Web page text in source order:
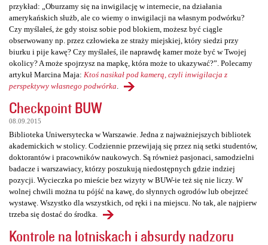
przykład: „Oburzamy się na inwigilację w internecie, na działania
amerykańskich służb, ale co wiemy o inwigilacji na własnym podwórku?
Czy myślałeś, że gdy stoisz sobie pod blokiem, możesz być ciągle
obserwowany np. przez człowieka ze straży miejskiej, który siedzi przy
biurku i pije kawę? Czy myślałeś, ile naprawdę kamer może być w Twojej
okolicy? A może spojrzysz na mapkę, która może to ukazywać?”. Polecamy
artykuł Marcina Maja: Ktoś nasikał pod kamerą, czyli inwigilacja z
perspektywy własnego podwórka
Checkpoint BUW
08.09.2015
Biblioteka Uniwersytecka w Warszawie. Jedna z najważniejszych bibliotek
akademickich w stolicy. Codziennie przewijają się przez nią setki studentów,
doktorantów i pracowników naukowych. Są również pasjonaci, samodzielni
badacze i warszawiacy, którzy poszukują niedostępnych gdzie indziej
pozycji. Wycieczka po mieście bez wizyty w BUW-ie też się nie liczy. W
wolnej chwili można tu pójść na kawę, do słynnych ogrodów lub obejrzeć
wystawę. Wszystko dla wszystkich, od ręki i na miejscu. No tak, ale najpierw
trzeba się dostać do środka.
Kontrole na lotniskach i absurdy nadzoru